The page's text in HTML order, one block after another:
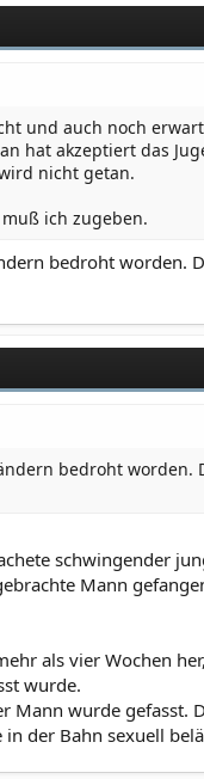
und auch noch
hat akzeptiert das
nicht getan.
ich zugeben.
bedroht worden.
bedroht
schwingender
Mann
als vier Wochen
wurde.
Mann wurde gefasst.
der Bahn sexuell